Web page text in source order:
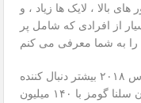
بالا ، لایک ها زیاد ، و
از افرادی که شامل پر
حساب کاربری رسمی اینستاگرام در مارس ۲۰۱۸ بیشتر دنبال کننده
به تعداد ۲۳۴ میلیون را داراست و بعد از آن سلنا گومز با ۱۴۰ میلیون